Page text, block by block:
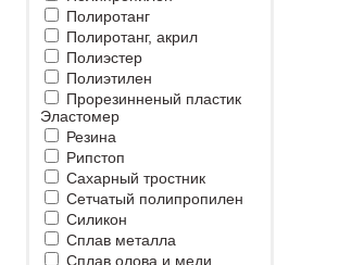
Полиротанг
Полиротанг, акрил
Полиэстер
Полиэтилен
Прорезинненый пластик
Эластомер
Резина
Рипстоп
Сахарный тростник
Сетчатый полипропилен
Силикон
Сплав металла
Сплав олова и меди